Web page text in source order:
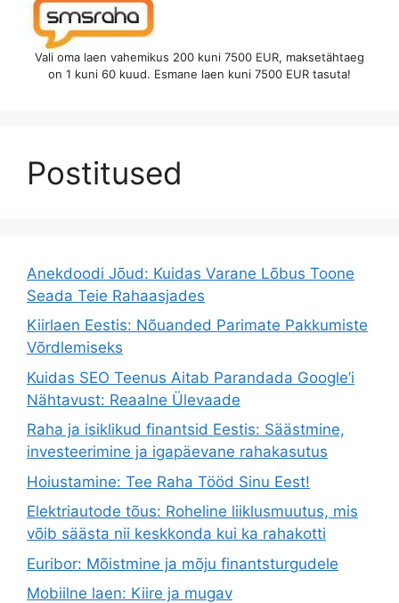
Vali oma laen vahemikus 200 kuni 7500 EUR, maksetähtaeg
on 1 kuni 60 kuud. Esmane laen kuni 7500 EUR tasuta!
Postitused
Anekdoodi Jõud: Kuidas Varane Lõbus Toone
Seada Teie Rahaasjades
Kiirlaen Eestis: Nõuanded Parimate Pakkumiste
Võrdlemiseks
Kuidas SEO Teenus Aitab Parandada Google’i
Nähtavust: Reaalne Ülevaade
Raha ja isiklikud finantsid Eestis: Säästmine,
investeerimine ja igapäevane rahakasutus
Hoiustamine: Tee Raha Tööd Sinu Eest!
Elektriautode tõus: Roheline liiklusmuutus, mis
võib säästa nii keskkonda kui ka rahakotti
Euribor: Mõistmine ja mõju finantsturgudele
Mobiilne laen: Kiire ja mugav